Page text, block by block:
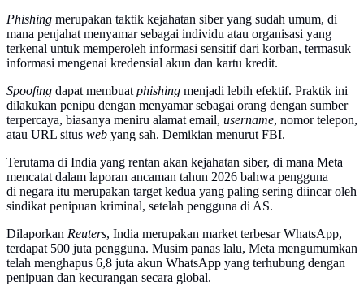
Phishing merupakan taktik kejahatan siber yang sudah umum, di
mana penjahat menyamar sebagai individu atau organisasi yang
terkenal untuk memperoleh informasi sensitif dari korban, termasuk
informasi mengenai kredensial akun dan kartu kredit.
Spoofing dapat membuat phishing menjadi lebih efektif. Praktik ini
dilakukan penipu dengan menyamar sebagai orang dengan sumber
terpercaya, biasanya meniru alamat email, username, nomor telepon,
atau URL situs web yang sah. Demikian menurut FBI.
Terutama di India yang rentan akan kejahatan siber, di mana Meta
mencatat dalam laporan ancaman tahun 2026 bahwa pengguna
di negara itu merupakan target kedua yang paling sering diincar oleh
sindikat penipuan kriminal, setelah pengguna di AS.
Dilaporkan Reuters, India merupakan market terbesar WhatsApp,
terdapat 500 juta pengguna. Musim panas lalu, Meta mengumumkan
telah menghapus 6,8 juta akun WhatsApp yang terhubung dengan
penipuan dan kecurangan secara global.